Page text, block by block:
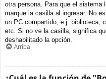
otra persona. Para que el sistema
marque la casilla al ingresar. No
un PC compartido, e.j. biblioteca,
etc. Si no ve la casilla, significa
deshabilitado la opción.
Arriba